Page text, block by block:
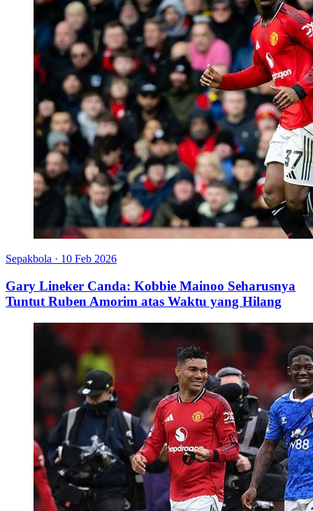
Sepakbola · 10 Feb 2026
Gary Lineker Canda: Kobbie Mainoo Seharusnya
Tuntut Ruben Amorim atas Waktu yang Hilang